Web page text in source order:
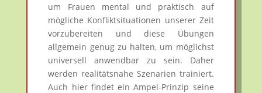
um Frauen mental und praktisch auf
mögliche Konfliktsituationen unserer Zeit
vorzubereiten und diese Übungen
allgemein genug zu halten, um möglichst
universell anwendbar zu sein. Daher
werden realitätsnahe Szenarien trainiert.
Auch hier findet ein Ampel-Prinzip seine